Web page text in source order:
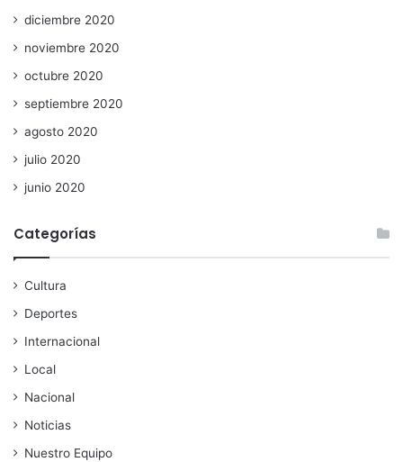
diciembre 2020
noviembre 2020
octubre 2020
septiembre 2020
agosto 2020
julio 2020
junio 2020
Categorías
Cultura
Deportes
Internacional
Local
Nacional
Noticias
Nuestro Equipo